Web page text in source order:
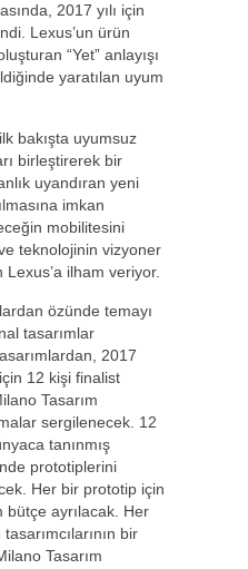
2017 yılı için
Lexus’un ürün
“Yet” anlayışı
yaratılan uyum
bakışta uyumsuz
birleştirerek bir
uyandıran yeni
imkan
mobilitesini
teknolojinin vizyoner
Lexus’a ilham veriyor.
özünde temayı
tasarımlar
2017
12 kişi finalist
Tasarım
sergilenecek. 12
tanınmış
prototiplerini
Her bir prototip için
bütçe ayrılacak. Her
bir
Tasarım